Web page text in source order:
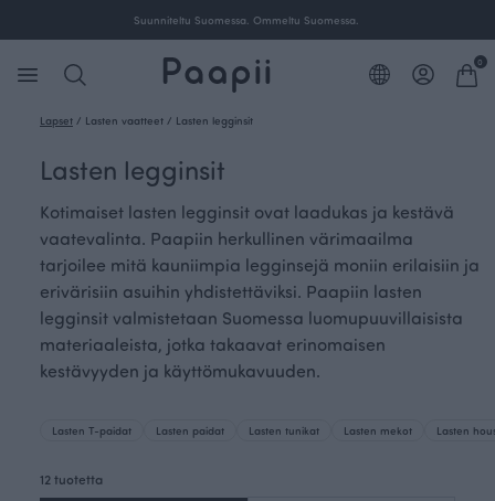
Ilmainen toimitus yli 100 € tilauksille Suomessa.
0
Lapset / Lasten vaatteet / Lasten legginsit
Lasten legginsit
Kotimaiset lasten legginsit ovat laadukas ja kestävä
vaatevalinta. Paapiin herkullinen värimaailma
tarjoilee mitä kauniimpia legginsejä moniin erilaisiin ja
erivärisiin asuihin yhdistettäviksi. Paapiin lasten
legginsit valmistetaan Suomessa luomupuuvillaisista
materiaaleista, jotka takaavat erinomaisen
kestävyyden ja käyttömukavuuden.
Lasten T-paidat Lasten paidat Lasten tunikat Lasten mekot Lasten
12 tuotetta